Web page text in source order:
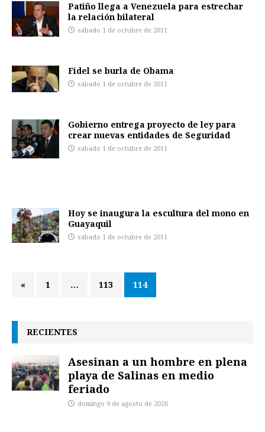
Patiño llega a Venezuela para estrechar
la relación bilateral
sábado 1 de octubre de 2011
Fidel se burla de Obama
sábado 1 de octubre de 2011
Gobierno entrega proyecto de ley para
crear nuevas entidades de Seguridad
sábado 1 de octubre de 2011
Hoy se inaugura la escultura del mono en
Guayaquil
sábado 1 de octubre de 2011
« 1 … 113 114
RECIENTES
Asesinan a un hombre en plena
playa de Salinas en medio
feriado
domingo 9 de agosto de 2026